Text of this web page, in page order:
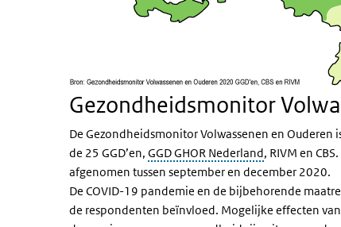
Gezondheidsmonitor
De Gezondheidsmonitor Volwassenen en
de 25 GGD’en, GGD GHOR Nederland, RIVM en
afgenomen tussen september en december 2020.
De COVID-19 pandemie en de bijbehorende
de respondenten beïnvloed. Mogelijke effecten